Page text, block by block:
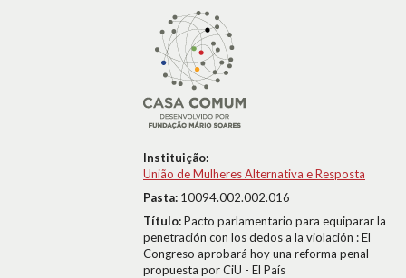
Instituição:
União de Mulheres Alternativa e Resposta
Pasta: 10094.002.002.016
Título:Pacto parlamentario para equiparar la
penetración con los dedos a la violación : El
Congreso aprobará hoy una reforma penal
propuesta por CiU - El País